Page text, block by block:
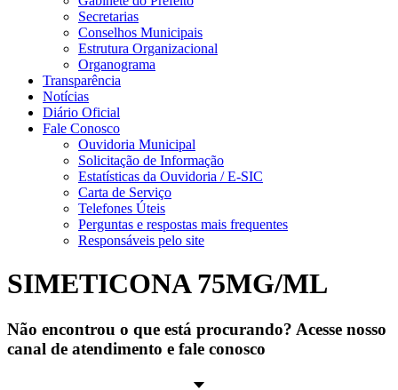
Secretarias
Conselhos Municipais
Estrutura Organizacional
Organograma
Transparência
Notícias
Diário Oficial
Fale Conosco
Ouvidoria Municipal
Solicitação de Informação
Estatísticas da Ouvidoria / E-SIC
Carta de Serviço
Telefones Úteis
Perguntas e respostas mais frequentes
Responsáveis pelo site
SIMETICONA 75MG/ML
Não encontrou o que está procurando? Acesse nosso
canal de atendimento e fale conosco